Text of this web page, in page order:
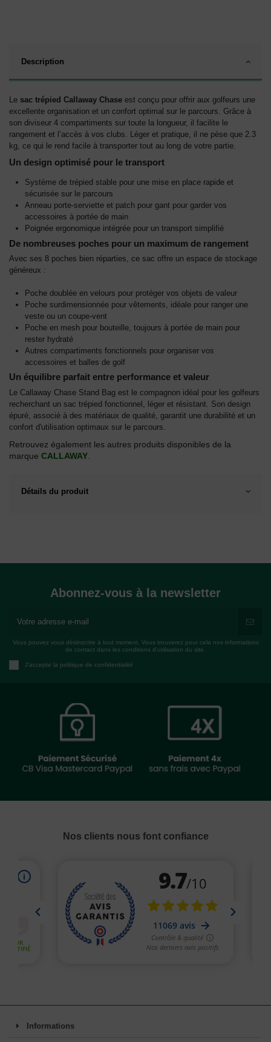
Description
Le sac trépied Callaway Chase est conçu pour offrir aux golfeurs une
excellente organisation et un confort optimal sur le parcours. Grâce à
son diviseur 4 compartiments sur toute la longueur, il facilite le
rangement et l’accès à vos clubs. Léger et pratique, il ne pèse que 2.3
kg, ce qui le rend facile à transporter tout au long de votre partie.
Un design optimisé pour le transport
Système de trépied stable pour une mise en place rapide et
sécurisée sur le parcours
Anneau porte-serviette et patch pour gant pour garder vos
accessoires à portée de main
Poignée ergonomique intégrée pour un transport simplifié
De nombreuses poches pour un maximum de rangement
Avec ses 8 poches bien réparties, ce sac offre un espace de stockage
généreux :
Poche doublée en velours pour protéger vos objets de valeur
Poche surdimensionnée pour vêtements, idéale pour ranger une
veste ou un coupe-vent
Poche en mesh pour bouteille, toujours à portée de main pour
rester hydraté
Autres compartiments fonctionnels pour organiser vos
accessoires et balles de golf
Un équilibre parfait entre performance et valeur
Le Callaway Chase Stand Bag est le compagnon idéal pour les golfeurs
recherchant un sac trépied fonctionnel, léger et résistant. Son design
épuré, associé à des matériaux de qualité, garantit une durabilité et un
confort d'utilisation optimaux sur le parcours.
Retrouvez également les autres produits disponibles de la
marque CALLAWAY.
Détails du produit
Abonnez-vous à la newsletter
Vous pouvez vous désinscrire à tout moment. Vous trouverez pour cela nos informations
de contact dans les conditions d'utilisation du site.
J'accepte la politique de confidentialité
Nos clients nous font confiance
Informations